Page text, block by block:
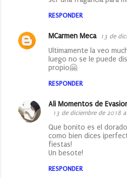
RESPONDER
MCarmen Meca 13 de
Ultimamente la veo
luego no se le puede
propio🤗
RESPONDER
Ali Momentos de
13 de diciembre de 2018
Que bonito es el
como bien dices
fiestas!
Un besote!
RESPONDER